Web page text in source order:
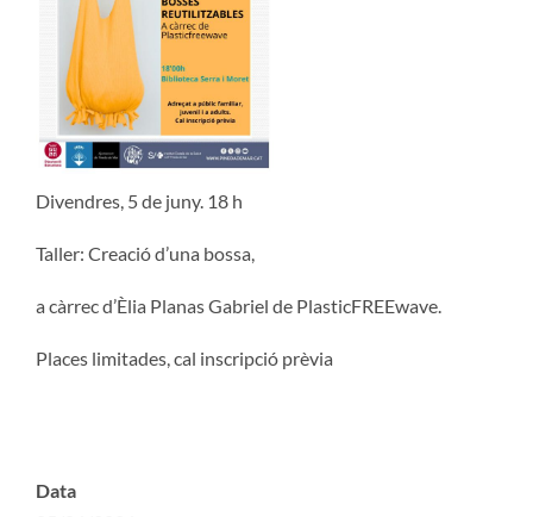
Divendres, 5 de juny. 18 h
Taller: Creació d’una bossa,
a càrrec d’Èlia Planas Gabriel de PlasticFREEwave.
Places limitades, cal inscripció prèvia
Data